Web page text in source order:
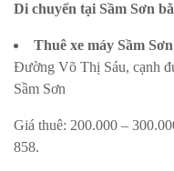
Di chuyển tại Sầm Sơn
Thuê xe máy Sầm Sơn
Đường Võ Thị Sáu, cạnh
Sầm Sơn
Giá thuê: 200.000 –
858.